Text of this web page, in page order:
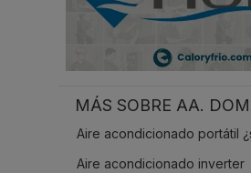
MÁS SOBRE AA.
Aire acondicionado portátil
Aire acondicionado inverter